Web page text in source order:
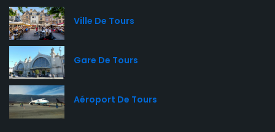
Ville De Tours
Gare De Tours
Aéroport De Tours